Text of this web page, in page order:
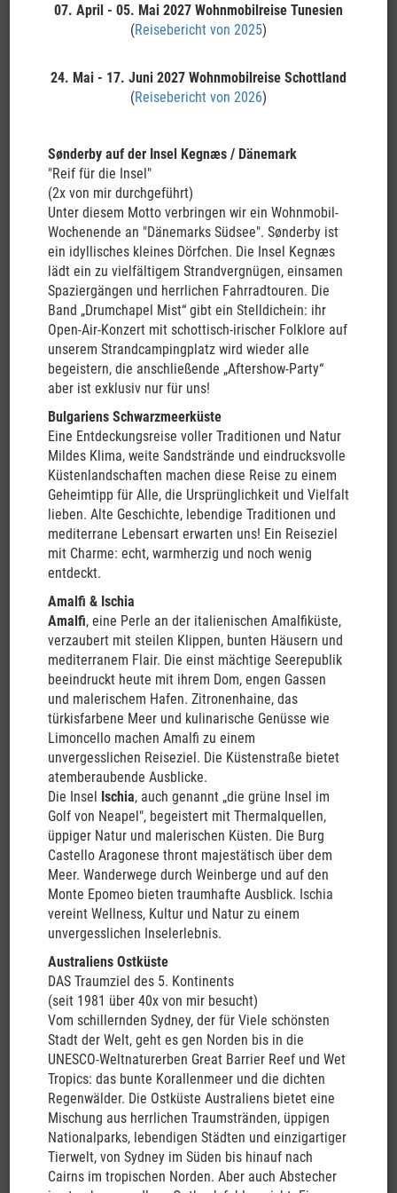
07. April - 05. Mai 2027 Wohnmobilreise Tunesien
(Reisebericht von 2025)
24. Mai - 17. Juni 2027 Wohnmobilreise Schottland
(Reisebericht von 2026)
Sønderby auf der Insel Kegnæs / Dänemark
"Reif für die Insel"
(2x von mir durchgeführt)
Unter diesem Motto verbringen wir ein Wohnmobil-
Wochenende an "Dänemarks Südsee". Sønderby ist
ein idyllisches kleines Dörfchen. Die Insel Kegnæs
lädt ein zu vielfältigem Strandvergnügen, einsamen
Spaziergängen und herrlichen Fahrradtouren. Die
Band „Drumchapel Mist“ gibt ein Stelldichein: ihr
Open-Air-Konzert mit schottisch-irischer Folklore auf
unserem Strandcampingplatz wird wieder alle
begeistern, die anschließende „Aftershow-Party“
aber ist exklusiv nur für uns!
Bulgariens Schwarzmeerküste
Eine Entdeckungsreise voller Traditionen und Natur
Mildes Klima, weite Sandstrände und eindrucksvolle
Küstenlandschaften machen diese Reise zu einem
Geheimtipp für Alle, die Ursprünglichkeit und Vielfalt
lieben. Alte Geschichte, lebendige Traditionen und
mediterrane Lebensart erwarten uns! Ein Reiseziel
mit Charme: echt, warmherzig und noch wenig
entdeckt.
Amalfi & Ischia
Amalfi, eine Perle an der italienischen Amalfiküste,
verzaubert mit steilen Klippen, bunten Häusern und
mediterranem Flair. Die einst mächtige Seerepublik
beeindruckt heute mit ihrem Dom, engen Gassen
und malerischem Hafen. Zitronenhaine, das
türkisfarbene Meer und kulinarische Genüsse wie
Limoncello machen Amalfi zu einem
unvergesslichen Reiseziel. Die Küstenstraße bietet
atemberaubende Ausblicke.
Die Insel Ischia, auch genannt „die grüne Insel im
Golf von Neapel", begeistert mit Thermalquellen,
üppiger Natur und malerischen Küsten. Die Burg
Castello Aragonese thront majestätisch über dem
Meer. Wanderwege durch Weinberge und auf den
Monte Epomeo bieten traumhafte Ausblick. Ischia
vereint Wellness, Kultur und Natur zu einem
unvergesslichen Inselerlebnis.
Australiens Ostküste
DAS Traumziel des 5. Kontinents
(seit 1981 über 40x von mir besucht)
Vom schillernden Sydney, der für Viele schönsten
Stadt der Welt, geht es gen Norden bis in die
UNESCO-Weltnaturerben Great Barrier Reef und Wet
Tropics: das bunte Korallenmeer und die dichten
Regenwälder. Die Ostküste Australiens bietet eine
Mischung aus herrlichen Traumstränden, üppigen
Nationalparks, lebendigen Städten und einzigartiger
Tierwelt, von Sydney im Süden bis hinauf nach
Cairns im tropischen Norden. Aber auch Abstecher
Nordinsel wie den spektakulären Milford Sound oder den
idyllischeren Doubtful Sound, die Gletscherregionen mit Mt.
Küstenlandschaft zwischen den Gletschern und Greymouth, die
Pancake Rocks, wo sich bei einsetzender Flut riesige
oder Kajaktouren einlädt
oder auch Kaikoura, wo Sie je nach Wetter an einer
Walbeobachtungstour teilnehmen können. Nachdem Sie die
Südinsel erkundet haben, setzen Sie mitsamt Camper auf der
Interislander Fähre über zur Nordinsel. Unterwegs haben Sie bei
gutem Wetter eine herrliche Sicht auf den Marlborough Sound.
Die Nordinsel bietet mehr zum kulturellen Aspekt der Maori,
jedoch gibt es auch hier einige wunderschöne
Naturlandschaften, wie z.B. den Tongariro-Nationalpark. Der
älteste Nationalpark des Landes ist ein Paradies für
Wanderfreunde mit Vulkanen, heißen Quellen und
der Möglichkeit mit viel Glück den Kiwi, Neuseelands
Nationalsymbol, zu finden. Rotorua lädt zu einem traditionellen
dem Festmahl der Maori, ein oder nehmen Sie ein Bad in den
Thermalquellen. Ein weiterer Höhepunkt auf der Fahrt
Richtung Auckland ist die Coromandel-Halbinsel, wo Sie an den
Stränden in natürlichen Hot Pools schwimmen können. Weiter
geht es mit der Fahrt zur Bay of Islands, wo Sie Delfine sehen
oder am Strand entspannen können. Vom Ninety Mile Beach ist
ein Ausflug zum Cape Reinga, dem nördlichsten Punkt
Neuseelands, möglich, bevor es durch die großen Wälder mit
riesigen Kauribäumen in Richtung Auckland zurückgeht.
04.04.2024
Auckland
Ankunft in Auckland und Rückgabe des Campers am
Fahrzeugdepot mit anschließendem Transfer zum zentralen
Stadthotel.
Holiday Inn Express o.ä.
05.04.2024 (F)
Auckland
Im Laufe des Vormittags erfolgt nach dem Frühstück der
Transfer zum Flughafen für die Heimreise.
Eingeschlossene Leistungen:
Flughafentransfer am Ankunftstag zum Hotel in Christchurch
(nur gültig bei Ankunft am 13.05.24 mit SQ297)
1 x Übernachtung im Distinction Christchurch o.ä. im
Doppelzimmer mit Frühstück
Transfer vom Hotel in Christchurch zum Fahrzeugdepot bei
Fahrzeugannahme
22 Miettage Maui Ultima 2 Berth mit Dusche/WC ab
Christchurch bis Auckland mit Inclusive Pack (Ausschluss
des Selbstbehalts, Schäden an Reifen (nur Gummi keine Felge)
und Windschutzscheibe sowie Schäden bei Überschlag
ohne Beteiligung Dritter und Absicherung für Unterboden- und
Dach bei Unfallschäden sind voll versichert, Ausnahmen siehe
http://boomerang-reisen.de/mietbedingungen), Belegung mit 2
Personen, Fährüberfahrt mit der Interislander Fähre von der
Südinsel zur Nordinsel für 2 Personen und einen Camper bis 7,5
m Länge, Transfer vom Fahrzeugdepot zum Hotel in Auckland
bei Fahrzeugabgabe, 1 x Übernachtung im Holiday Inn Express